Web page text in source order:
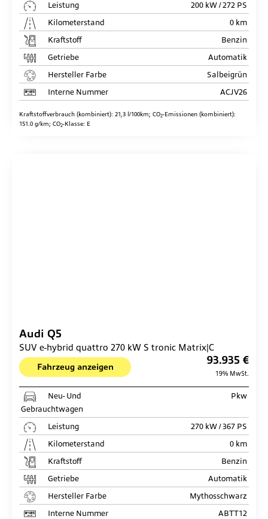
Leistung
200 kW / 272 PS
Kilometerstand
0 km
Kraftstoff
Benzin
Getriebe
Automatik
Hersteller Farbe
Salbeigrün
Interne Nummer
ACJV26
Kraftstoffverbrauch (kombiniert): 21,3 l/100km; CO2-Emissionen (kombiniert):
151.0 g/km; CO2-Klasse: E
Audi Q5
SUV e-hybrid quattro 270 kW S tronic Matrix|C
Fahrzeug anzeigen
93.935 €
19% MwSt.
Neu- Und
Gebrauchtwagen
Pkw
Leistung
270 kW / 367 PS
Kilometerstand
0 km
Kraftstoff
Benzin
Getriebe
Automatik
Hersteller Farbe
Mythosschwarz
Interne Nummer
ABTT12